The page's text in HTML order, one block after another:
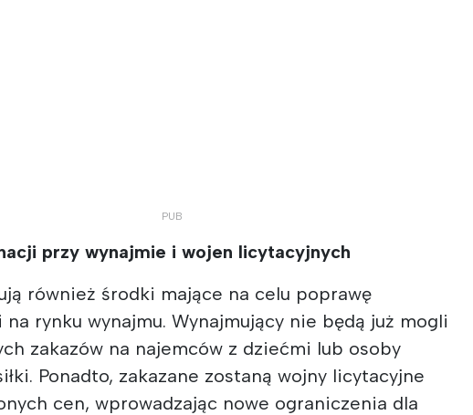
przy wynajmie i wojen licytacyjnych
również środki mające na celu poprawę
rynku wynajmu. Wynajmujący nie będą już mogli
zakazów na najemców z dziećmi lub osoby
Ponadto, zakazane zostaną wojny licytacyjne
cen, wprowadzając nowe ograniczenia dla